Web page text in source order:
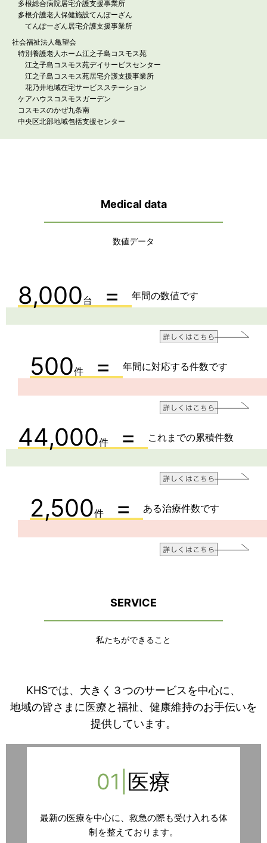
多根総合病院居宅介護支援事業所
多根介護老人保健施設てんぽーざん
てんぽーざん居宅介護支援事業所
社会福祉法人亀望会
特別養護老人ホーム江之子島コスモス苑
江之子島コスモス苑デイサービスセンター
江之子島コスモス苑居宅介護支援事業所
花乃井地域在宅サービスステーション
ケアハウスコスモスガーデン
コスモスのかぜ九条南
中央区北部地域包括支援センター
Medical data
数値データ
8,000台 年間の数値です
500件 年間に対応する件数です
44,000件 これまでの累積件数
2,500件 ある治療件数です
SERVICE
私たちができること
KHSでは、大きく３つのサービスを中心に、
地域の皆さまに医療と福祉、健康維持のお手伝いを
提供しています。
01| 医療
最新の医療を中心に、救急の際も受け入れる体
制を整えております。